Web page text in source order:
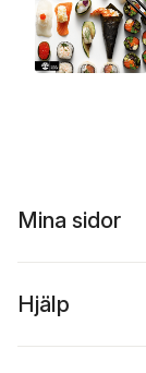
Mina sidor
Hjälp